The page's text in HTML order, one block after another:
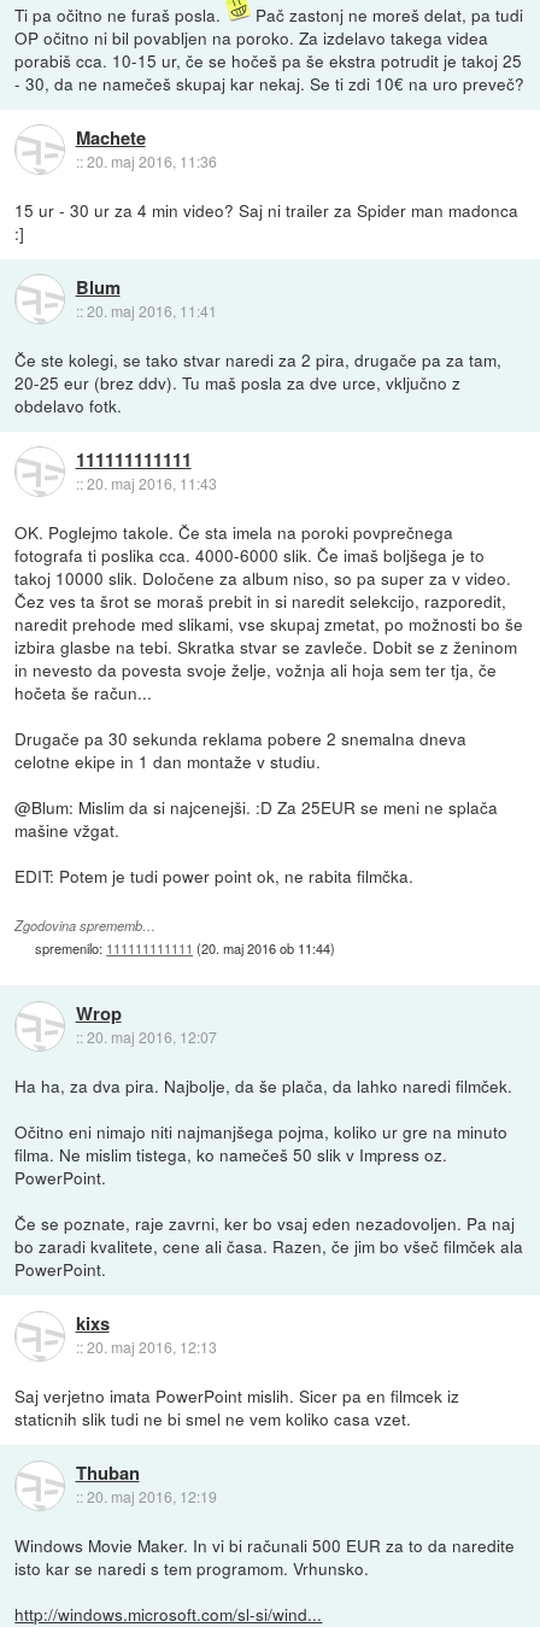
Ti pa očitno ne furaš posla.
Pač zastonj ne moreš delat, pa tudi
OP očitno ni bil povabljen na poroko. Za izdelavo takega videa
porabiš cca. 10-15 ur, če se hočeš pa še ekstra potrudit je takoj 25
- 30, da ne namečeš skupaj kar nekaj. Se ti zdi 10€ na uro preveč?
Machete
::20. maj 2016, 11:36
15 ur - 30 ur za 4 min video? Saj ni trailer za Spider man madonca
:]
Blum
::20. maj 2016, 11:41
Če ste kolegi, se tako stvar naredi za 2 pira, drugače pa za tam,
20-25 eur (brez ddv). Tu maš posla za dve urce, vključno z
obdelavo fotk.
111111111111
::20. maj 2016, 11:43
OK. Poglejmo takole. Če sta imela na poroki povprečnega
fotografa ti poslika cca. 4000-6000 slik. Če imaš boljšega je to
takoj 10000 slik. Določene za album niso, so pa super za v video.
Čez ves ta šrot se moraš prebit in si naredit selekcijo, razporedit,
naredit prehode med slikami, vse skupaj zmetat, po možnosti bo še
izbira glasbe na tebi. Skratka stvar se zavleče. Dobit se z ženinom
in nevesto da povesta svoje želje, vožnja ali hoja sem ter tja, če
hočeta še račun...
Drugače pa 30 sekunda reklama pobere 2 snemalna dneva
celotne ekipe in 1 dan montaže v studiu.
@Blum: Mislim da si najcenejši. :D Za 25EUR se meni ne splača
mašine vžgat.
EDIT: Potem je tudi power point ok, ne rabita filmčka.
Zgodovina sprememb…
spremenilo: 111111111111 (20. maj 2016 ob 11:44)
Wrop
::20. maj 2016, 12:07
Ha ha, za dva pira. Najbolje, da še plača, da lahko naredi filmček.
Očitno eni nimajo niti najmanjšega pojma, koliko ur gre na minuto
filma. Ne mislim tistega, ko namečeš 50 slik v Impress oz.
PowerPoint.
Če se poznate, raje zavrni, ker bo vsaj eden nezadovoljen. Pa naj
bo zaradi kvalitete, cene ali časa. Razen, če jim bo všeč filmček ala
PowerPoint.
kixs
::20. maj 2016, 12:13
Saj verjetno imata PowerPoint mislih. Sicer pa en filmcek iz
staticnih slik tudi ne bi smel ne vem koliko casa vzet.
Thuban
::20. maj 2016, 12:19
Windows Movie Maker. In vi bi računali 500 EUR za to da naredite
isto kar se naredi s tem programom. Vrhunsko.
http://windows.microsoft.com/sl-si/wind...